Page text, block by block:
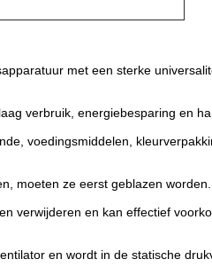
met een sterke
verbruik, energiebesparing en
voedingsmiddelen,
moeten ze eerst geblazen worden.
verwijderen en kan effectief
en wordt in de statische